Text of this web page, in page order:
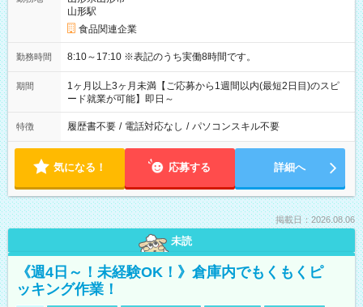
山形駅
食品関連企業
勤務時間 8:10～17:10 ※表記のうち実働8時間です。
期間
1ヶ月以上3ヶ月未満【ご応募から1週間以内(最短2日目)のスピ
ード就業が可能】即日～
特徴 履歴書不要 / 電話対応なし / パソコンスキル不要
気になる！ 応募する 詳細へ
掲載日：2026.08.06
未読
《週4日～！未経験OK！》倉庫内でもくもくピ
ッキング作業！